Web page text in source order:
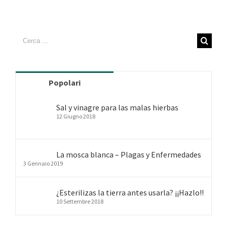
Cerca
per:
Popolari
Sal y vinagre para las malas hierbas
12 Giugno 2018
La mosca blanca – Plagas y Enfermedades
3 Gennaio 2019
¿Esterilizas la tierra antes usarla? ¡¡Hazlo!!
10 Settembre 2018